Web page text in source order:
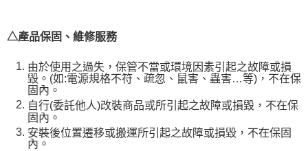
△產品保固、維修服務
由於使用之過失，保管不當或環境因素引起之故障或損
毀。(如:電源規格不符、疏忽、鼠害、蟲害…等)，不在保
固內。
自行(委託他人)改裝商品或所引起之故障或損毀，不在保
固內。
安裝後位置遷移或搬運所引起之故障或損毀，不在保固
內。